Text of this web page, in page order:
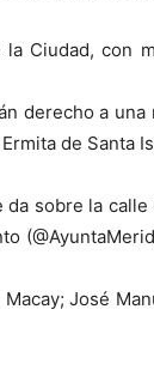
Ciudad, con
derecho a una
de Santa
sobre la calle
José